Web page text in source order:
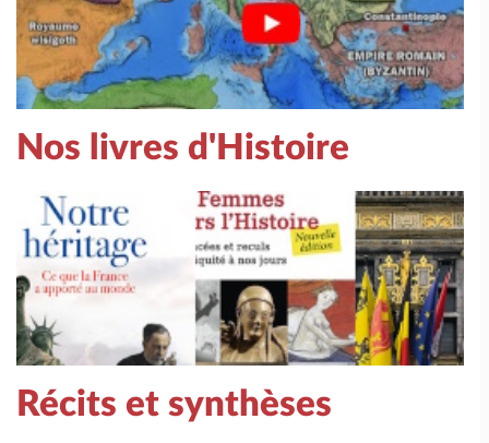
Nos livres d'Histoire
Récits et synthèses